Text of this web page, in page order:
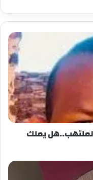
وقدر عدد المشاركين في هذه اللقاءات بنحو 300
التي هي القوى
والاستعادة
، منظمات المجتمع
الدينية
الوطن (مساعدو
العمالية ،
المتظاهرين إلى
في بوركينا
مهام رئيس
يملك